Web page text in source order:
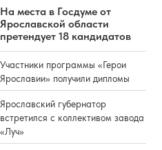
На места в Госдуме от
Ярославской области
претендует 18 кандидатов
Участники программы «Герои
Ярославии» получили дипломы
Ярославский губернатор
встретился с коллективом завода
«Луч»